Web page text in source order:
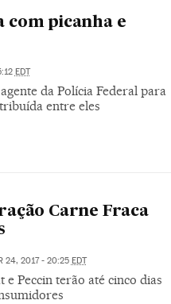
com picanha e
EDT
da Polícia Federal para
entre eles
Carne Fraca
24, 2017 - 20:25 EDT
e Peccin terão até cinco dias